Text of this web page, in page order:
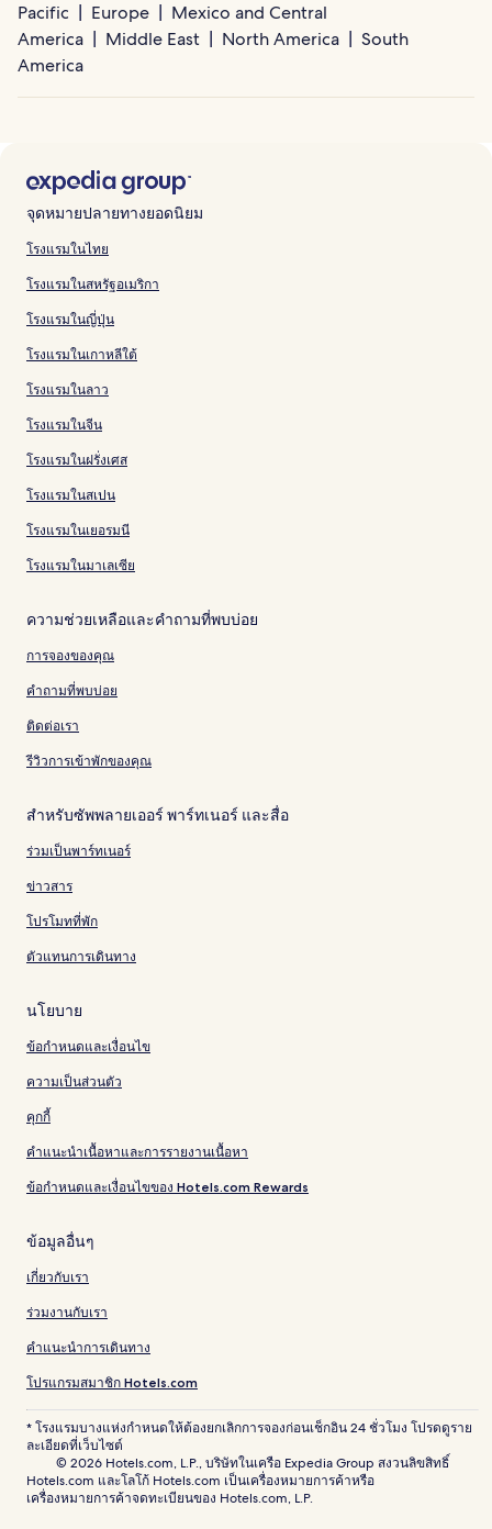
Pacific
Europe
Mexico and Central
America
Middle East North America
South
America
จุดหมายปลายทางยอดนิยม
โรงแรมในไทย
โรงแรมในสหรัฐอเมริกา
โรงแรมในญี่ปุ่น
โรงแรมในเกาหลีใต้
โรงแรมในลาว
โรงแรมในจีน
โรงแรมในฝรั่งเศส
โรงแรมในสเปน
โรงแรมในเยอรมนี
โรงแรมในมาเลเซีย
ความช่วยเหลือและคำถามที่พบบ่อย
การจองของคุณ
คำถามที่พบบ่อย
ติดต่อเรา
รีวิวการเข้าพักของคุณ
สำหรับซัพพลายเออร์ พาร์ทเนอร์ และสื่อ
ร่วมเป็นพาร์ทเนอร์
ข่าวสาร
โปรโมทที่พัก
ตัวแทนการเดินทาง
นโยบาย
ข้อกำหนดและเงื่อนไข
ความเป็นส่วนตัว
คุกกี้
คำแนะนำเนื้อหาและการรายงานเนื้อหา
ข้อกำหนดและเงื่อนไขของ Hotels.com Rewards
ข้อมูลอื่นๆ
เกี่ยวกับเรา
ร่วมงานกับเรา
คำแนะนำการเดินทาง
โปรแกรมสมาชิก Hotels.com
* โรงแรมบางแห่งกำหนดให้ต้องยกเลิกการจองก่อนเช็กอิน 24 ชั่วโมง โปรดดูราย
ละเอียดที่เว็บไซต์
© 2026 Hotels.com, L.P., บริษัทในเครือ Expedia Group สงวนลิขสิทธิ์
Hotels.com และโลโก้ Hotels.com เป็นเครื่องหมายการค้าหรือ
เครื่องหมายการค้าจดทะเบียนของ Hotels.com, L.P.